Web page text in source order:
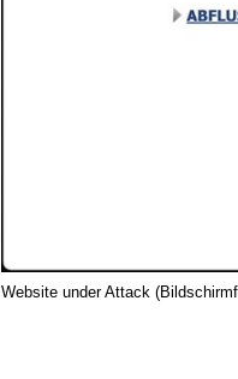
Website under Attack